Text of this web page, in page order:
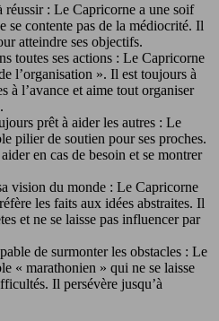
: Le Capricorne a une soif
se contente pas de la médiocrité. Il
atteindre ses objectifs.
toutes ses actions : Le Capricorne
l’organisation ». Il est toujours à
à l’avance et aime tout organiser
prêt à aider les autres : Le
pilier de soutien pour ses proches.
en cas de besoin et se montrer
vision du monde : Le Capricorne
les faits aux idées abstraites. Il
et ne se laisse pas influencer par
de surmonter les obstacles : Le
« marathonien » qui ne se laisse
Il persévère jusqu’à